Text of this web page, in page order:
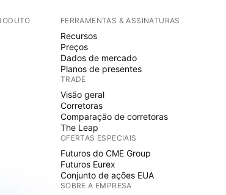
FERRAMENTAS & ASSINATURAS
Recursos
Preços
Dados de mercado
Planos de presentes
TRADE
Visão geral
Corretoras
Comparação de corretoras
The Leap
OFERTAS ESPECIAIS
Futuros do CME Group
Futuros Eurex
Conjunto de ações EUA
SOBRE A EMPRESA